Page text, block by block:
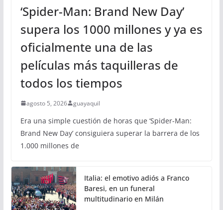
‘Spider-Man: Brand New Day’
supera los 1000 millones y ya es
oficialmente una de las
películas más taquilleras de
todos los tiempos
agosto 5, 2026 guayaquil
Era una simple cuestión de horas que ‘Spider-Man:
Brand New Day’ consiguiera superar la barrera de los
1.000 millones de
Italia: el emotivo adiós a Franco
Baresi, en un funeral
multitudinario en Milán